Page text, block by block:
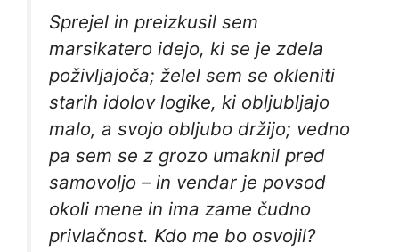
Sprejel in preizkusil sem
marsikatero idejo, ki se je zdela
poživljajoča; želel sem se okleniti
starih idolov logike, ki obljubljajo
malo, a svojo obljubo držijo; vedno
pa sem se z grozo umaknil pred
samovoljo – in vendar je povsod
okoli mene in ima zame čudno
privlačnost. Kdo me bo osvojil?